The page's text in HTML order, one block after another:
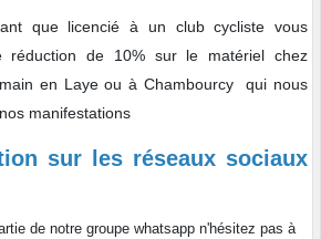
que licencié à un club cycliste vous
réduction de 10% sur le matériel chez
en Laye ou à Chambourcy qui nous
manifestations
sur les réseaux sociaux
de notre groupe whatsapp n'hésitez pas à